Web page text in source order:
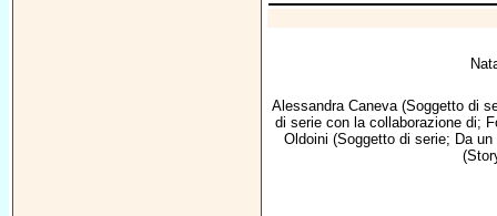
Alessandra Caneva(Soggetto di
di serie con la collaborazione di;
Oldoini (Soggetto di serie; Da